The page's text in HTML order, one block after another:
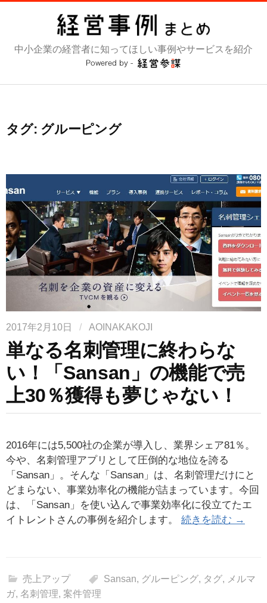
へ
ッ
中小企業の経営者に知ってほしい事例やサービスを紹介
タグ: グルーピング
2017年2月10日 / AOINAKAKOJI
単なる名刺管理に終わらな
い！「Sansan」の機能で売
上30％獲得も夢じゃない！
2016年には5,500社の企業が導入し、業界シェア81％。
今や、名刺管理アプリとして圧倒的な地位を誇る
「Sansan」。そんな「Sansan」は、名刺管理だけにと
どまらない、事業効率化の機能が詰まっています。今回
は、「Sansan」を使い込んで事業効率化に役立てたエ
イトレントさんの事例を紹介します。 続きを読む →
売上アップ Sansan, グルーピング, タグ, メルマ
ガ, 名刺管理, 案件管理